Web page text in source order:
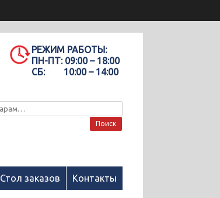
РЕЖИМ РАБОТЫ:
ПН-ПТ: 09:00 – 18:00
СБ:
10:00 – 14:00
Поиск
Стол заказов Контакты